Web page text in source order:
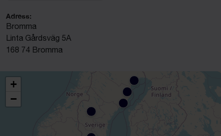
Adress:
Bromma
Linta Gårdsväg 5A
168 74 Bromma
+
−